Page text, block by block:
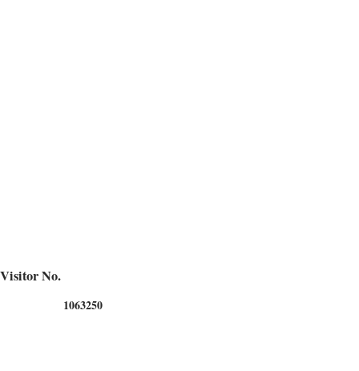
Visitor No.
1063250